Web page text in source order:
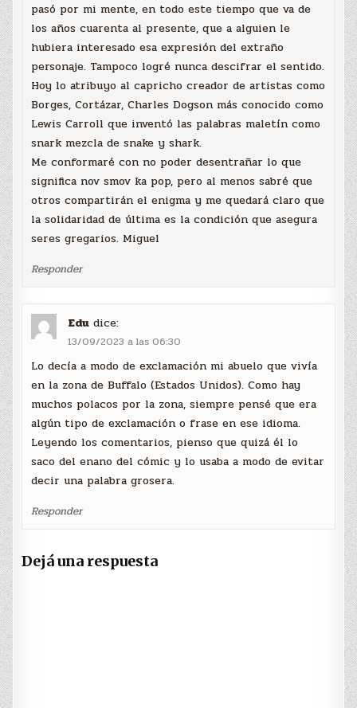
pasó por mi mente, en todo este tiempo que va de
los años cuarenta al presente, que a alguien le
hubiera interesado esa expresión del extraño
personaje. Tampoco logré nunca descifrar el sentido.
Hoy lo atribuyo al capricho creador de artistas como
Borges, Cortázar, Charles Dogson más conocido como
Lewis Carroll que inventó las palabras maletín como
snark mezcla de snake y shark.
Me conformaré con no poder desentrañar lo que
significa nov smov ka pop, pero al menos sabré que
otros compartirán el enigma y me quedará claro que
la solidaridad de última es la condición que asegura
seres gregarios. Miguel
Responder
Edu dice:
13/09/2023 a las 06:30
Lo decía a modo de exclamación mi abuelo que vivía
en la zona de Buffalo (Estados Unidos). Como hay
muchos polacos por la zona, siempre pensé que era
algún tipo de exclamación o frase en ese idioma.
Leyendo los comentarios, pienso que quizá él lo
saco del enano del cómic y lo usaba a modo de evitar
decir una palabra grosera.
Responder
Dejá una respuesta